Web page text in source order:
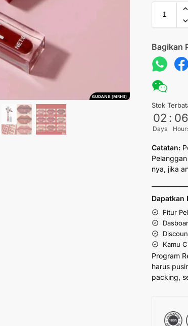
GUDANG [MRH3]
Bagikan
Stok
02
Days
: 06
Catatan:
nya, jika
Dapatkan
Fitur
Kamu
Program
harus
packing,